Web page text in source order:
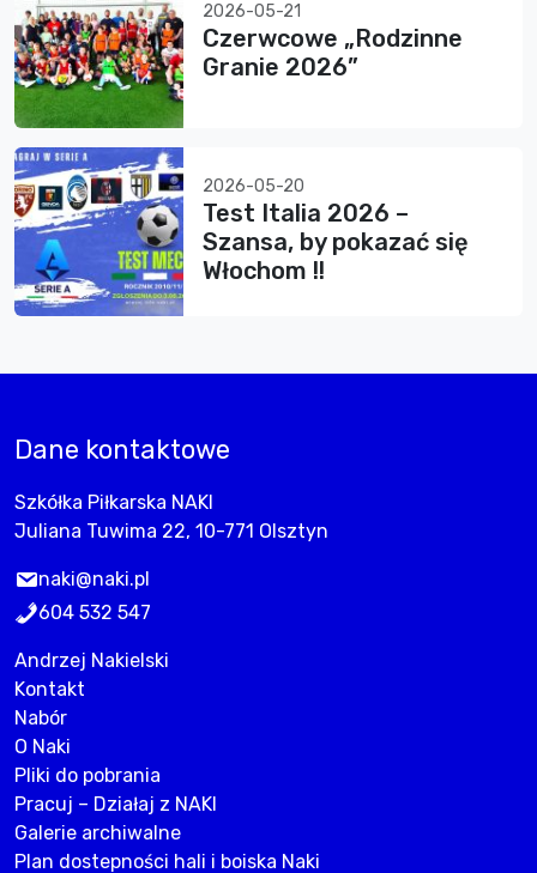
2026-05-21
Czerwcowe „Rodzinne
Granie 2026”
2026-05-20
Test Italia 2026 –
Szansa, by pokazać się
Włochom !!
Dane kontaktowe
Szkółka Piłkarska NAKI
Juliana Tuwima 22, 10-771 Olsztyn
naki@naki.pl
604 532 547
Andrzej Nakielski
Kontakt
Nabór
O Naki
Pliki do pobrania
Pracuj – Działaj z NAKI
Galerie archiwalne
Plan dostepności hali i boiska Naki